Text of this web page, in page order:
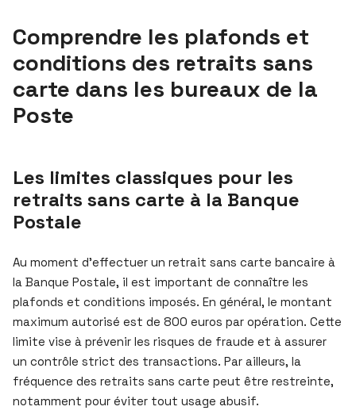
Comprendre les plafonds et
conditions des retraits sans
carte dans les bureaux de la
Poste
Les limites classiques pour les
retraits sans carte à la Banque
Postale
Au moment d’effectuer un retrait sans carte bancaire à
la Banque Postale, il est important de connaître les
plafonds et conditions imposés. En général, le montant
maximum autorisé est de 800 euros par opération. Cette
limite vise à prévenir les risques de fraude et à assurer
un contrôle strict des transactions. Par ailleurs, la
fréquence des retraits sans carte peut être restreinte,
notamment pour éviter tout usage abusif.